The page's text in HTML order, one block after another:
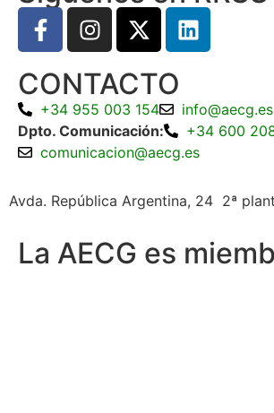
CONTACTO
+34 955 003 154
info@aecg.es
Dpto. Comunicación:
+34 600
comunicacion@aecg.es
Avda. República Argentina, 24 2ª
La AECG es